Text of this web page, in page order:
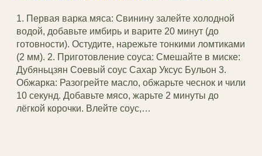
1. Первая варка мяса: Свинину залейте холодной
водой, добавьте имбирь и варите 20 минут (до
готовности). Остудите, нарежьте тонкими ломтиками
(2 мм). 2. Приготовление соуса: Смешайте в миске:
Дубяньцзян Соевый соус Сахар Уксус Бульон 3.
Обжарка: Разогрейте масло, обжарьте чеснок и чили
10 секунд. Добавьте мясо, жарьте 2 минуты до
лёгкой корочки. Влейте соус,…